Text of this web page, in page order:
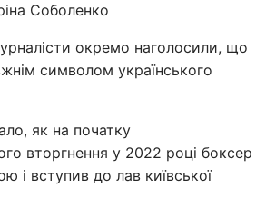
Соболенко
окремо наголосили, що
символом українського
як на початку
вторгнення у 2022 році боксер
і вступив до лав київської